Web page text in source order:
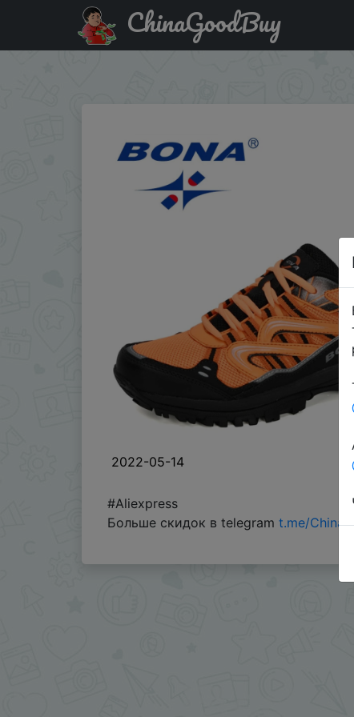
Придбати по знижці $1/$10 Кроссовки BONA
ChinaGoodBuy
2022-05-14
#Aliexpress
Больше скидок в telegram t.me/